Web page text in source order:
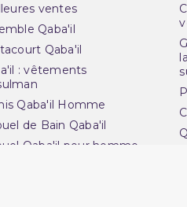
ventes
Qaba'il
Qaba'il
: vêtements
Qaba'il Homme
de Bain Qaba'il
Qaba'il pour homme